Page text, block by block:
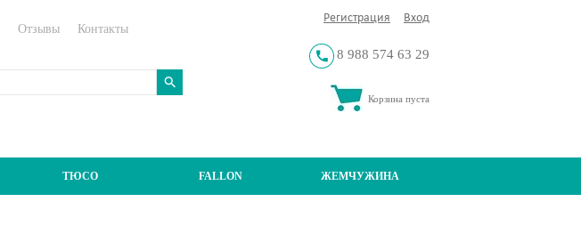
Регистрация Вход
8 988 574 63 29
Корзина пуста
Отзывы Контакты
ТЮСО FALLON ЖЕМЧУЖИНА